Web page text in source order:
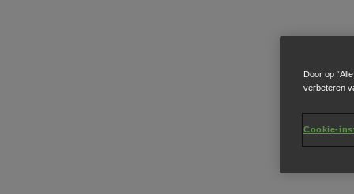
Door op
verbeteren
Cookie-